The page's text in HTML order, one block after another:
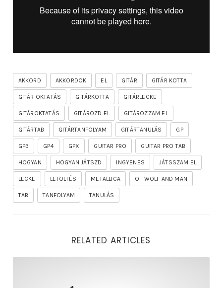
AKKORD AKKORDOK EL GITÁR GITÁR KOTTA
GITÁR OKTATÁS GITÁRKOTTA GITÁRLECKE
GITÁROKTATÁS GITÁROZD EL GITÁROZZAM EL
GITÁRTAB GITÁRTANFOLYAM GITÁRTANULÁS GP
GP3 GP4 GPX GUITAR PRO GUITAR PRO TAB
HOGYAN HOGYAN JÁTSZD INGYENES JÁTSSZAM EL
LECKE LETÖLTÉS METALLICA OF WOLF AND MAN
TAB TANFOLYAM TANULÁS
RELATED ARTICLES